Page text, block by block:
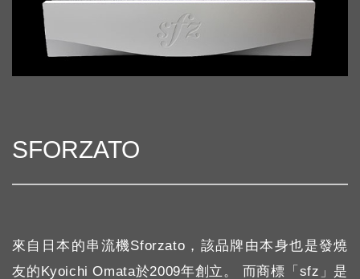
SFORZATO
來自日本的串流機Sforzato，該品牌由本身也是發燒
友的Kyoichi Omata於2009年創立。 而商標「sfz」是